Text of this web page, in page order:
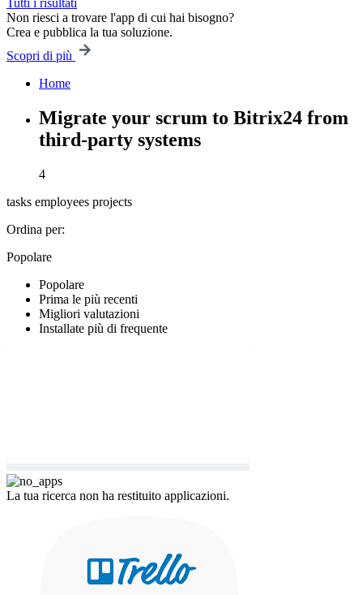
Tutti i risultati
Non riesci a trovare l'app di cui hai bisogno?
Crea e pubblica la tua soluzione.
Scopri di più
Home
Migrate your scrum to Bitrix24 from
third-party systems
4
tasks employees projects
Ordina per:
Popolare
Popolare
Prima le più recenti
Migliori valutazioni
Installate più di frequente
La tua ricerca non ha restituito applicazioni.